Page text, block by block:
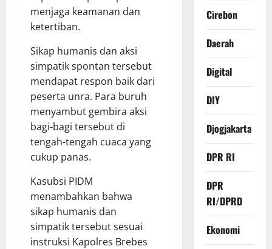
menjaga keamanan dan
ketertiban.
Sikap humanis dan aksi
simpatik spontan tersebut
mendapat respon baik dari
peserta unra. Para buruh
menyambut gembira aksi
bagi-bagi tersebut di
tengah-tengah cuaca yang
cukup panas.
Kasubsi PIDM
menambahkan bahwa
sikap humanis dan
simpatik tersebut sesuai
instruksi Kapolres Brebes
Cirebon
Daerah
Digital
DIY
Djogjakarta
DPR RI
DPR
RI/DPRD
Ekonomi